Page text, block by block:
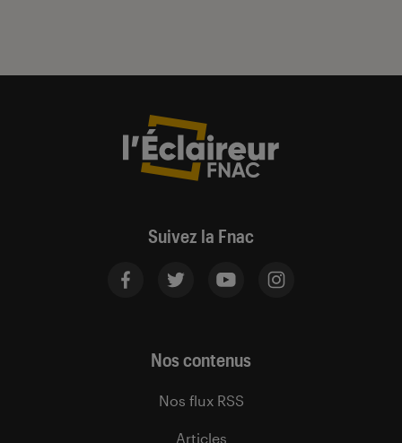
Suivez la Fnac
Nos contenus
Nos flux RSS
Articles